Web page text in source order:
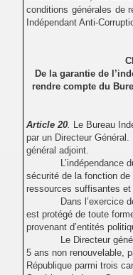
conditions générales de
Indépendant Anti-
De la garantie de
rendre compte du
Article 20. Le Bureau
par un Directeur
général adjoint.
L’indépendance
sécurité de la fonction
ressources suffisantes et
Dans l’exercice
est protégé de toute
provenant d’entités
Le Directeur
5 ans non renouvelable,
République parmi trois